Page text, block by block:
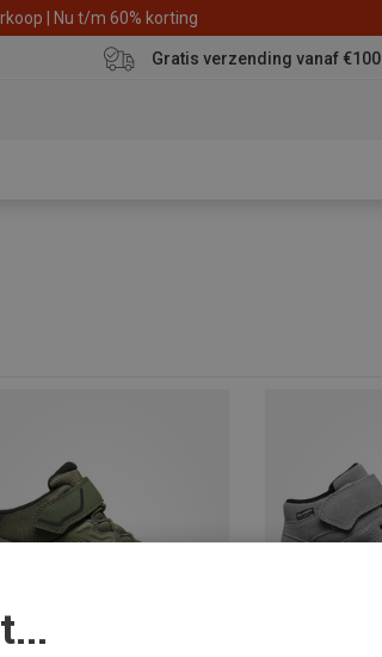
| Nu t/m 60% korting
Gratis verzending vanaf €100